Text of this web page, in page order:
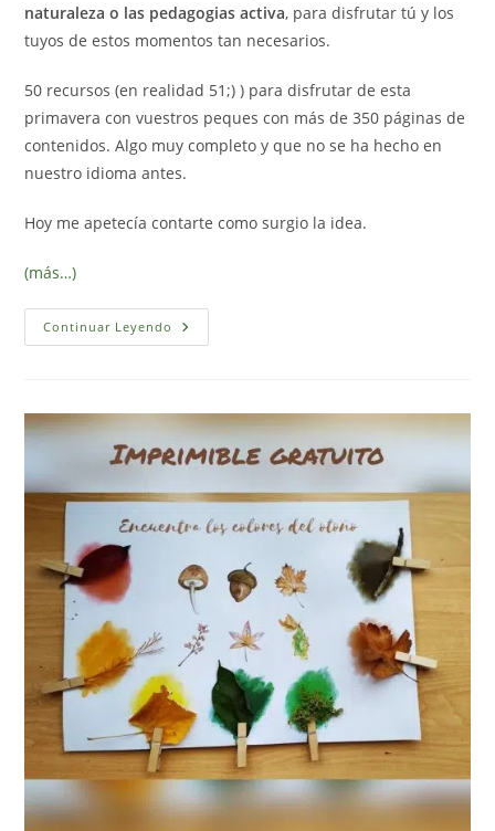
naturaleza o las pedagogias activa, para disfrutar tú y los
tuyos de estos momentos tan necesarios.
50 recursos (en realidad 51;) ) para disfrutar de esta
primavera con vuestros peques con más de 350 páginas de
contenidos. Algo muy completo y que no se ha hecho en
nuestro idioma antes.
Hoy me apetecía contarte como surgio la idea.
(más…)
Continuar Leyendo Florecer:
Seamos